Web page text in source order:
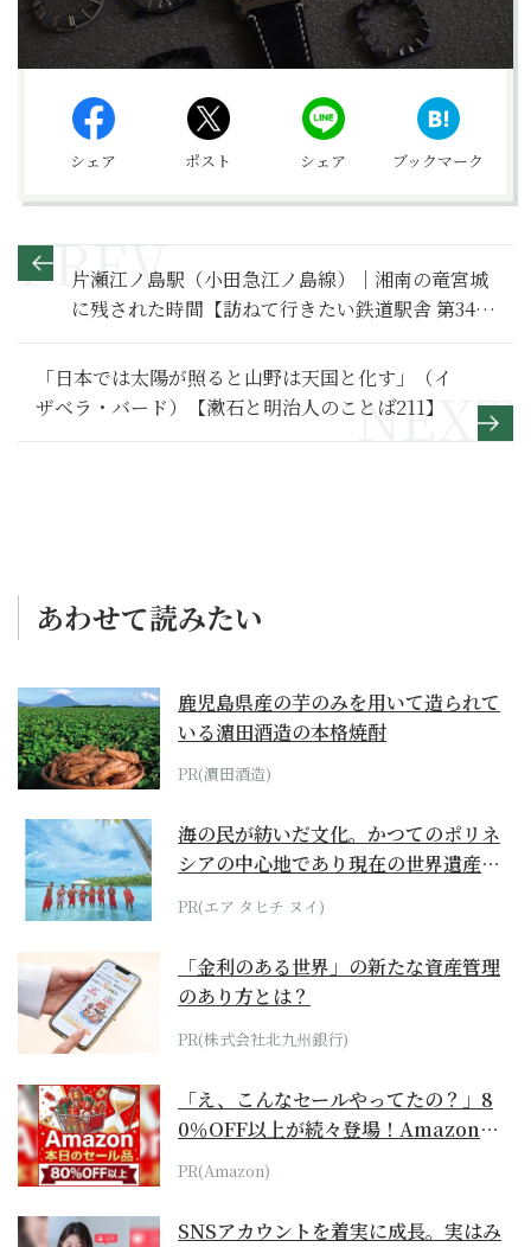
シェア ポスト シェア ブックマーク
片瀬江ノ島駅（小田急江ノ島線）｜湘南の竜宮城
に残された時間【訪ねて行きたい鉄道駅舎 第34
回】
「日本では太陽が照ると山野は天国と化す」（イ
ザベラ・バード）【漱石と明治人のことば211】
あわせて読みたい
鹿児島県産の芋のみを用いて造られて
いる濵田酒造の本格焼酎
PR(濵田酒造)
海の民が紡いだ文化。かつてのポリネ
シアの中心地であり現在の世界遺産か
らみえてくる...
PR(エア タヒチ ヌイ)
「金利のある世界」の新たな資産管理
のあり方とは？
PR(株式会社北九州銀行)
「え、こんなセールやってたの？」8
0％OFF以上が続々登場！Amazonの
本気が...
PR(Amazon)
SNSアカウントを着実に成長。実はみ